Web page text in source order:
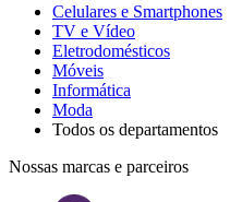
Celulares e Smartphones
TV e Vídeo
Eletrodomésticos
Móveis
Informática
Moda
Todos os departamentos
Nossas marcas e parceiros